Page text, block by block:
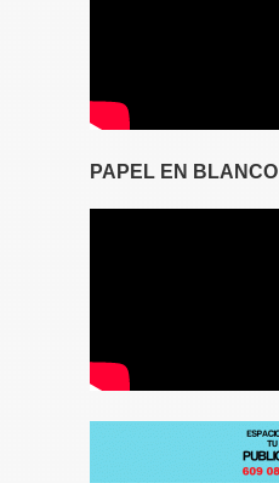
PAPEL EN BLANCO